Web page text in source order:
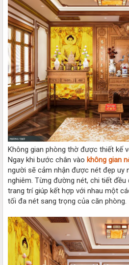
Không gian phòng thờ được thiết kế
Ngay khi bước chân vào không gian
người sẽ cảm nhận được nét đẹp uy
nghiêm. Từng đường nét, chi tiết
trang trí giúp kết hợp với nhau một
tối đa nét sang trọng của căn phòng.